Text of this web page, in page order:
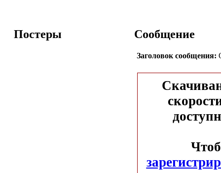
Постеры Сообщение
Заголовок сообщения: